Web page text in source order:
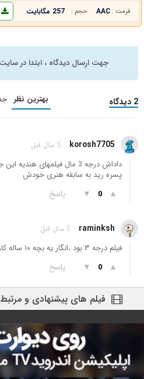
فرمت : AAC حجم : 257 مگابایت
جهت ارسال دیدگاه ، ابتدا در
2 دیدگاه بهترین نظر
korosh7705 5 سال قبل
داداش درجه 3 مال فیلمهای
پسره رید به سابقه هنری خودش
▲
0
▼ پاسخ
raminksh 5 سال قبل
فیلم درجه ۳ بود ،انگار یه بچه ۱۰ ساله کارگردانش بود
▲
0
▼ پاسخ
فیلم های پیشنهادی و مرتبط